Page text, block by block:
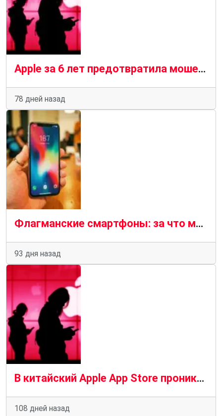
Apple за 6 лет предотвратила мошеннические транзакции в App Store на сумму более $11 млрд: как работает система защиты
78 дней назад
Флагманские смартфоны: за что мы платим и как формируется цена
93 дня назад
В китайский Apple App Store проникли приложения для кражи криптовалюты
108 дней назад